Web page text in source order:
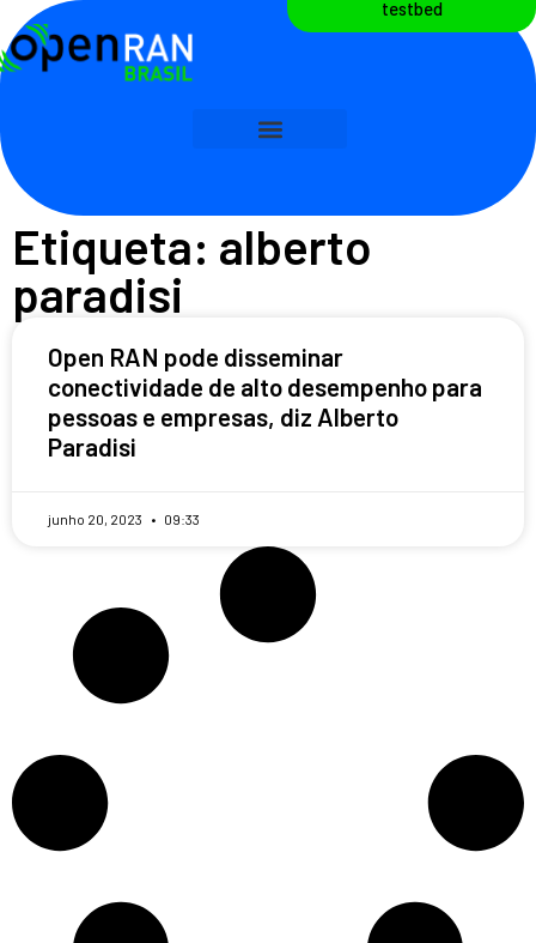
testbed
Etiqueta: alberto
paradisi
Open RAN pode disseminar
conectividade de alto desempenho para
pessoas e empresas, diz Alberto
Paradisi
junho 20, 2023 09:33